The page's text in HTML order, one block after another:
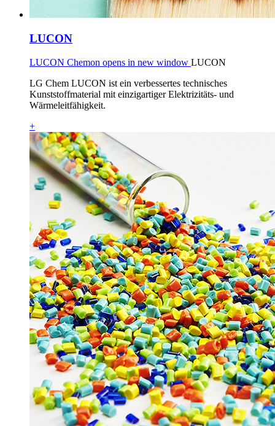
LUCON
LUCON Chemon opens in new window LUCON
LG Chem LUCON ist ein verbessertes technisches
Kunststoffmaterial mit einzigartiger Elektrizitäts- und
Wärmeleitfähigkeit.
+